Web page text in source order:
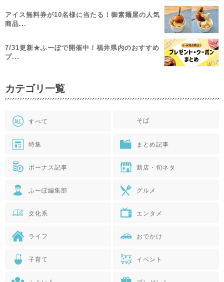
アイス無料券が10名様に当たる！御素麺屋の人気
商品...
7/31更新★ふーぽで開催中！福井県内のおすすめ
プ...
カテゴリ一覧
すべて そば
特集 まとめ記事
ボーナス記事 新店・旬ネタ
ふーぽ編集部 グルメ
文化系 エンタメ
ライフ おでかけ
子育て イベント